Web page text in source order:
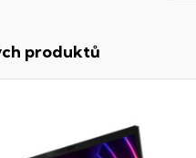
produktů